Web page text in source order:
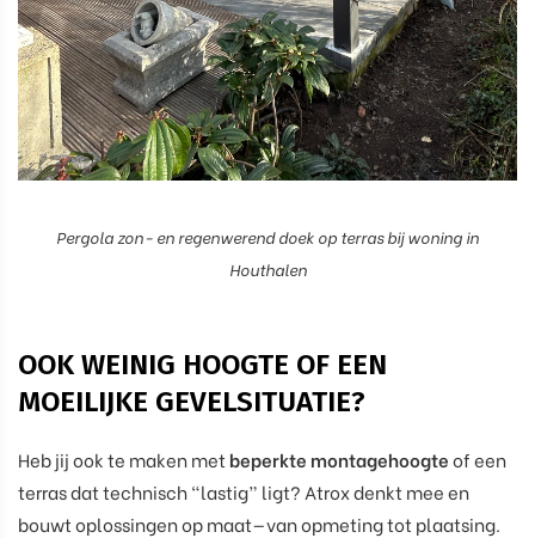
Pergola zon- en regenwerend doek op terras bij woning in
Houthalen
OOK WEINIG HOOGTE OF EEN
MOEILIJKE GEVELSITUATIE?
Heb jij ook te maken met beperkte montagehoogteof een
terras dat technisch “lastig” ligt? Atrox denkt mee en
bouwt oplossingen op maat—van opmeting tot plaatsing.